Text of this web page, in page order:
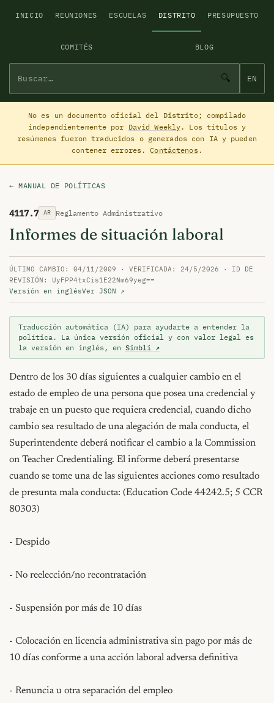
INICIO REUNIONES ESCUELAS DISTRITO PRESUPUESTO
COMITÉS BLOG
🔍 EN
No es un documento oficial del Distrito; compilado
independientemente por David Weekly. Los títulos y
resúmenes fueron traducidos o generados con IA y pueden
contener errores. Contáctenos.
← MANUAL DE POLÍTICAS
4117.7 AR Reglamento Administrativo
Informes de situación laboral
ÚLTIMO CAMBIO: 04/11/2009 · VERIFICADA: 24/5/2026 · ID DE
REVISIÓN: UyFPP4txCis1E22Nm69yeg==
Versión en inglésVer JSON ↗
Traducción automática (IA) para ayudarte a entender la
política. La única versión oficial y con valor legal es
la versión en inglés, en Simbli ↗
Dentro de los 30 días siguientes a cualquier cambio en el
estado de empleo de una persona que posea una credencial y
trabaje en un puesto que requiera credencial, cuando dicho
cambio sea resultado de una alegación de mala conducta, el
Superintendente deberá notificar el cambio a la Commission
on Teacher Credentialing. El informe deberá presentarse
cuando se tome una de las siguientes acciones como resultado
de presunta mala conducta: (Education Code 44242.5; 5 CCR
80303)
- Despido
- No reelección/no recontratación
- Suspensión por más de 10 días
- Colocación en licencia administrativa sin pago por más de
10 días conforme a una acción laboral adversa definitiva
- Renuncia u otra separación del empleo